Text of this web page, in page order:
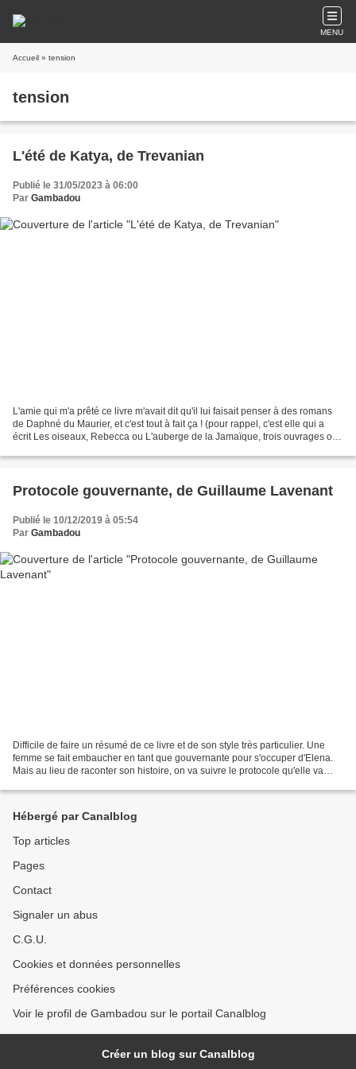
MENU
Accueil » tension
tension
L'été de Katya, de Trevanian
Publié le 31/05/2023 à 06:00
Par Gambadou
L'amie qui m'a prêté ce livre m'avait dit qu'il lui faisait penser à des romans
de Daphné du Maurier, et c'est tout à fait ça ! (pour rappel, c'est elle qui a
écrit Les oiseaux, Rebecca ou L'auberge de la Jamaïque, trois ouvrages où
Protocole gouvernante, de Guillaume Lavenant
Publié le 10/12/2019 à 05:54
Par Gambadou
Difficile de faire un résumé de ce livre et de son style très particulier. Une
femme se fait embaucher en tant que gouvernante pour s'occuper d'Elena.
Mais au lieu de raconter son histoire, on va suivre le protocole qu'elle va
Hébergé par Canalblog
Top articles
Pages
Contact
Signaler un abus
C.G.U.
Cookies et données personnelles
Préférences cookies
Voir le profil de Gambadou sur le portail Canalblog
Créer un blog sur Canalblog